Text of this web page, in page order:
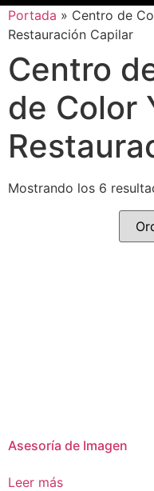
Portada » Centro de
Restauración Capilar
Centro
de Color
Mostrando los 6
Asesoría de Imagen
Leer más